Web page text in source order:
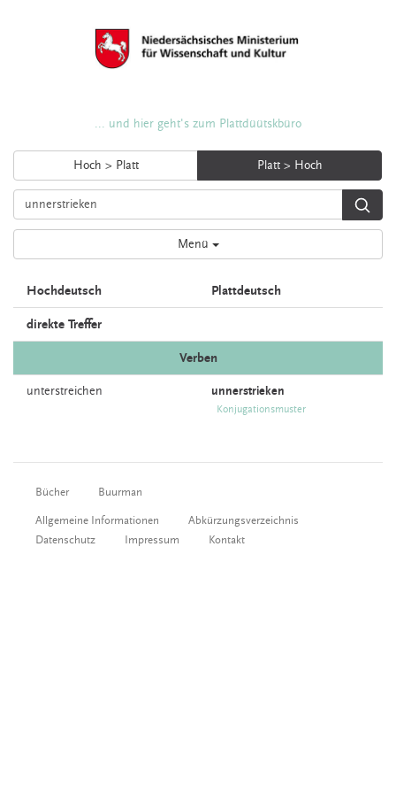
... und hier geht's zum Plattdüütskbüro
Hoch > Platt Platt > Hoch
Menü
Hochdeutsch Plattdeutsch
direkte Treffer
Verben
unterstreichen unnerstrieken
Konjugationsmuster
Bücher Buurman
Allgemeine Informationen
Abkürzungsverzeichnis
Datenschutz
Impressum Kontakt